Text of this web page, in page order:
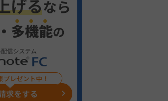
支援事業